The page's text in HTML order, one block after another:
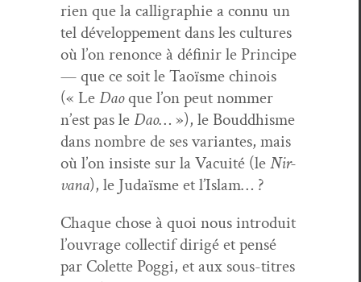
rien que la cal­ligra­phie a con­nu un
tel développe­ment dans les cul­tures
où l’on renonce à définir le Principe
— que ce soit le Taoïsme chi­nois
(« LeDaoque l’on peut nom­mer
n’est pas leDao… »), le Boud­dhisme
dans nom­bre de ses vari­antes, mais
où l’on insiste sur la Vacuité (leNir­
vana), le Judaïsme et l’Islam… ?
Chaque chose à quoi nous intro­duit
l’ouvrage col­lec­tif dirigé et pen­sé
par Colette Pog­gi, et aux sous-titres